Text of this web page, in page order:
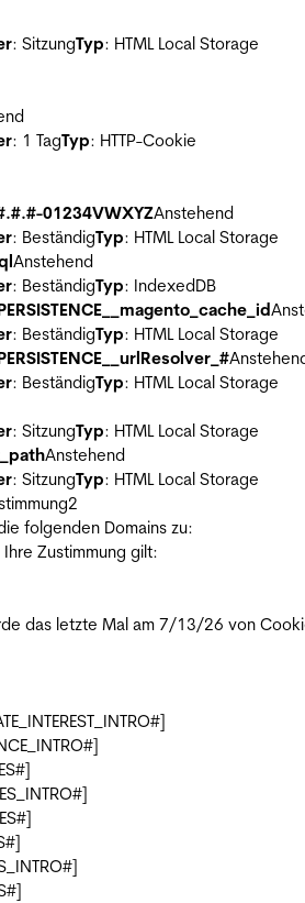
: SitzungTyp: HTML Local Storage
: 1 TagTyp: HTTP-Cookie
01234VWXYZAnstehend
: BeständigTyp: HTML Local Storage
Anstehend
: BeständigTyp: IndexedDB
: BeständigTyp: HTML Local Storage
: BeständigTyp: HTML Local Storage
: SitzungTyp: HTML Local Storage
Anstehend
: SitzungTyp: HTML Local Storage
2
folgenden Domains zu:
Zustimmung gilt:
das letzte Mal am 7/13/26 von